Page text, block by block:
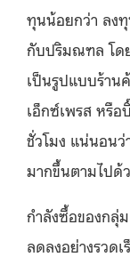
ทุนน้อยกว่า ลง
กับปริมณฑล โด
เป็นรูปแบบร้าน
เอ็กซ์เพรส หรื
ชั่วโมง แน่นอนว่
มากขึ้นตามไปด้
กำลังซื้อของกลุ่
ลดลงอย่างรวด